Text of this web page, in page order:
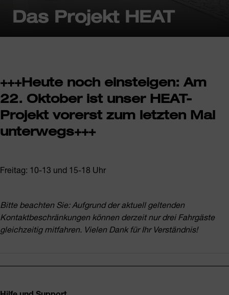
Das Projekt HEAT
+++Heute noch einsteigen: Am
22. Oktober ist unser HEAT-
Projekt vorerst zum letzten Mal
unterwegs+++
Freitag: 10-13 und 15-18 Uhr
Bitte beachten Sie: Aufgrund der aktuell geltenden
Kontaktbeschränkungen können derzeit nur drei Fahrgäste
gleichzeitig mitfahren. Vielen Dank für Ihr Verständnis!